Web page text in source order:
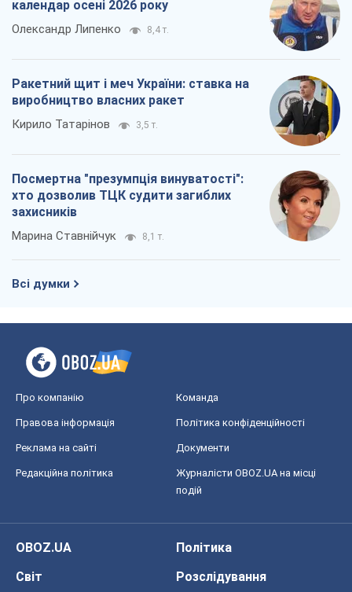
календар осені 2026 року
Олександр Липенко 8,4 т.
Ракетний щит і меч України: ставка на
виробництво власних ракет
Кирило Татарінов 3,5 т.
Посмертна "презумпція винуватості":
хто дозволив ТЦК судити загиблих
захисників
Марина Ставнійчук 8,1 т.
Всі думки
Про компанію Команда
Правова інформація Політика конфіденційності
Реклама на сайті Документи
Редакційна політика
Журналісти OBOZ.UA на місці
подій
OBOZ.UA
Політика
Світ
Розслідування